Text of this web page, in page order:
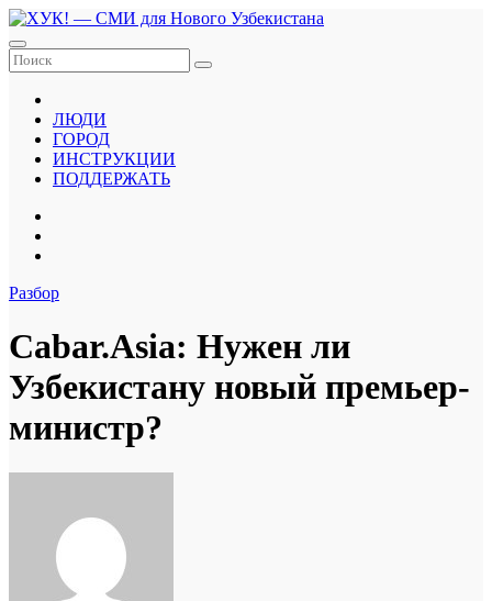
Перейти
к
содержанию
ЛЮДИ
ГОРОД
ИНСТРУКЦИИ
ПОДДЕРЖАТЬ
Разбор
Cabar.Asia: Нужен ли
Узбекистану новый премьер-
министр?